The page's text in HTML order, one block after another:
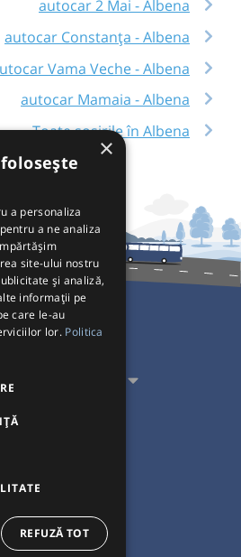
autocar 2 Mai - Albena
autocar Constanța - Albena
Vama Veche - Albena
autocar Mamaia - Albena
Toate sosirile în Albena
Călători
plăți cu
×
a personaliza
a ne analiza
site-ului nostru
și analiză,
informații pe
care le-au
lor. Politica
REFUZĂ TOT